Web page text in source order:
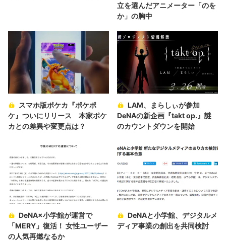
立を選んだアニメーター「のを
か」の胸中
スマホ版ポケカ『ポケポ
ケ』ついにリリース 本家ポケ
カとの差異や変更点は？
LAM、まらしぃが参加
DeNAの新企画『takt op.』謎
のカウントダウンを開始
DeNA×小学館が運営で
「MERY」復活！ 女性ユーザー
の人気再燃なるか
DeNAと小学館、デジタルメ
ディア事業の創出を共同検討